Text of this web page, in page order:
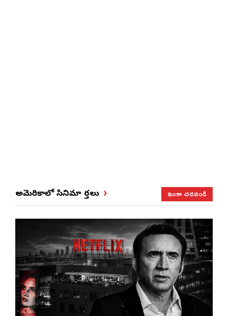
అమెరికాలో సినిమా వార్తలు ఇంకా చదవండి